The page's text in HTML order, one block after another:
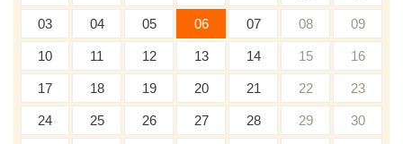
03 04 05 06 07 08 09
10 11 12 13 14 15 16
17 18 19 20 21 22 23
24 25 26 27 28 29 30